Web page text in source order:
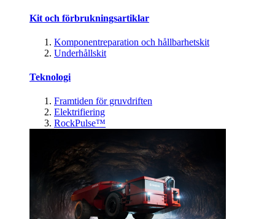
Kit och förbrukningsartiklar
Komponentreparation och hållbarhetskit
Underhållskit
Teknologi
Framtiden för gruvdriften
Elektrifiering
RockPulse™